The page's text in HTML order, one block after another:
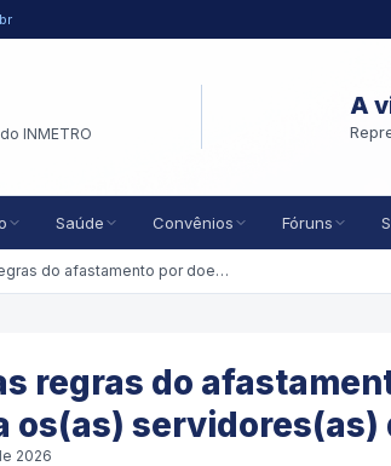
INMETRO
A
Saúde Convênios Fóruns
Servidor, veja as regras do afastamento por doença, matéria atualizada para os(as) servidores(as) do Inmetro.
regras do
os(as) servidores(as)
2026